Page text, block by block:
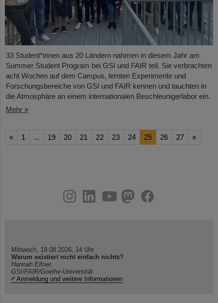
33 Student*innen aus 20 Ländern nahmen in diesem Jahr am
Summer Student Program bei GSI und FAIR teil. Sie verbrachten
acht Wochen auf dem Campus, lernten Experimente und
Forschungsbereiche von GSI und FAIR kennen und tauchten in
die Atmosphäre an einem internationalen Beschleunigerlabor ein.
Mehr »
« 1 ... 19 20 21 22 23 24 25 26 27 »
youtube
helmholtz.social
facebook
Mittwoch, 19.08.2026, 14 Uhr
Warum existiert nicht einfach nichts?
Hannah Elfner,
GSI/FAIR/Goethe-Universität
Anmeldung und weitere Informationen